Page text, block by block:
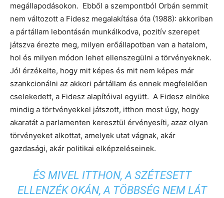
megállapodásokon. Ebből a szempontból Orbán semmit
nem változott a Fidesz megalakítása óta (1988): akkoriban
a pártállam lebontásán munkálkodva, pozitív szerepet
játszva érezte meg, milyen erőállapotban van a hatalom,
hol és milyen módon lehet ellenszegülni a törvényeknek.
Jól érzékelte, hogy mit képes és mit nem képes már
szankcionálni az akkori pártállam és ennek megfelelően
cselekedett, a Fidesz alapítóival együtt. A Fidesz elnöke
mindig a törtvényekkel játszott, itthon most úgy, hogy
akaratát a parlamenten keresztül érvényesíti, azaz olyan
törvényeket alkottat, amelyek utat vágnak, akár
gazdasági, akár politikai elképzeléseinek.
ÉS MIVEL ITTHON, A SZÉTESETT
ELLENZÉK OKÁN, A TÖBBSÉG NEM LÁT